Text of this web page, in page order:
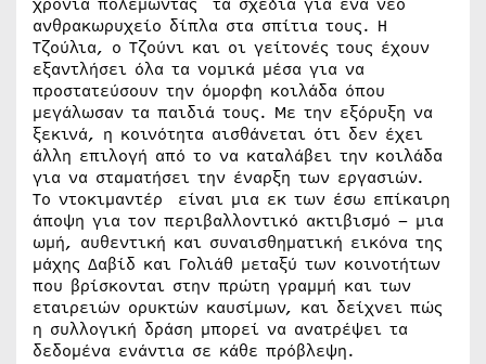
ανθρακωρυχείο δίπλα στα σπίτια τους. Η
Τζούλια, ο Τζούνι και οι γείτονές τους έχουν
εξαντλήσει όλα τα νομικά μέσα για να
προστατεύσουν την όμορφη κοιλάδα όπου
μεγάλωσαν τα παιδιά τους. Με την εξόρυξη να
ξεκινά, η κοινότητα αισθάνεται ότι δεν έχει
άλλη επιλογή από το να καταλάβει την κοιλάδα
για να σταματήσει την έναρξη των εργασιών.
To ντοκιμαντέρ είναι μια εκ των έσω επίκαιρη
άποψη για τον περιβαλλοντικό ακτιβισμό – μια
ωμή, αυθεντική και συναισθηματική εικόνα της
μάχης Δαβίδ και Γολιάθ μεταξύ των κοινοτήτων
που βρίσκονται στην πρώτη γραμμή και των
εταιρειών ορυκτών καυσίμων, και δείχνει πώς
η συλλογική δράση μπορεί να ανατρέψει τα
δεδομένα ενάντια σε κάθε πρόβλεψη.